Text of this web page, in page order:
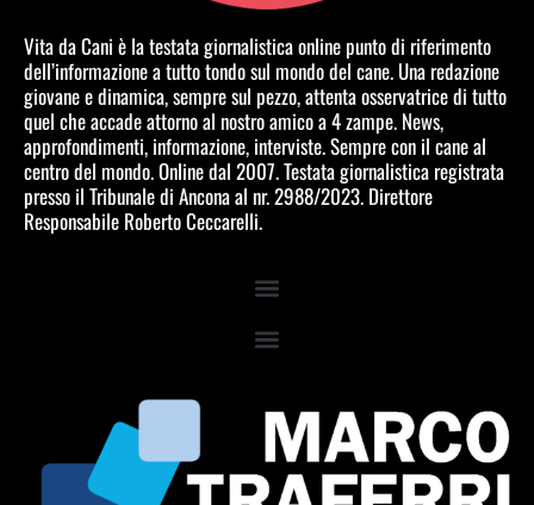
Vita da Cani è la testata giornalistica online punto di riferimento
dell’informazione a tutto tondo sul mondo del cane. Una redazione
giovane e dinamica, sempre sul pezzo, attenta osservatrice di tutto
quel che accade attorno al nostro amico a 4 zampe. News,
approfondimenti, informazione, interviste. Sempre con il cane al
centro del mondo. Online dal 2007. Testata giornalistica registrata
presso il Tribunale di Ancona al nr. 2988/2023. Direttore
Responsabile Roberto Ceccarelli.